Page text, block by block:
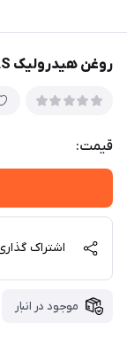
روغن هیدرولیک H68 CYKAS بیست لیتری
قیمت:
اشتراک
موجود در انبار